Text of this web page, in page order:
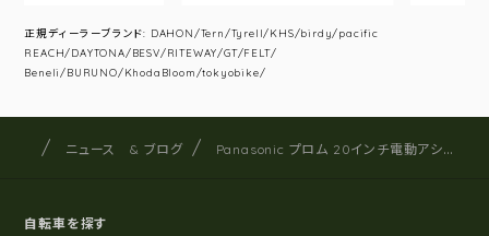
正規ディーラーブランド: DAHON/Tern/Tyrell/KHS/birdy/pacific
REACH/DAYTONA/BESV/RITEWAY/GT/FELT/
Beneli/BURUNO/KhodaBloom/tokyobike/
サイト内の現在地
サイクルショップナカゴヤ
ニュース & ブログ Panasonic プロム 20インチ電動アシスト自転車 最軽量モデル（パナソニック ）
自転車を探す